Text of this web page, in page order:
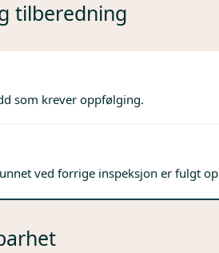
tilberedning
som krever oppfølging.
ved forrige inspeksjon er fulgt